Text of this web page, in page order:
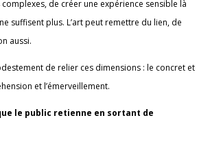
de créer une expérience sensible là
suffisent plus. L’art peut remettre du lien, de
aussi.
de relier ces dimensions : le concret et
et l’émerveillement.
le public retienne en sortant de